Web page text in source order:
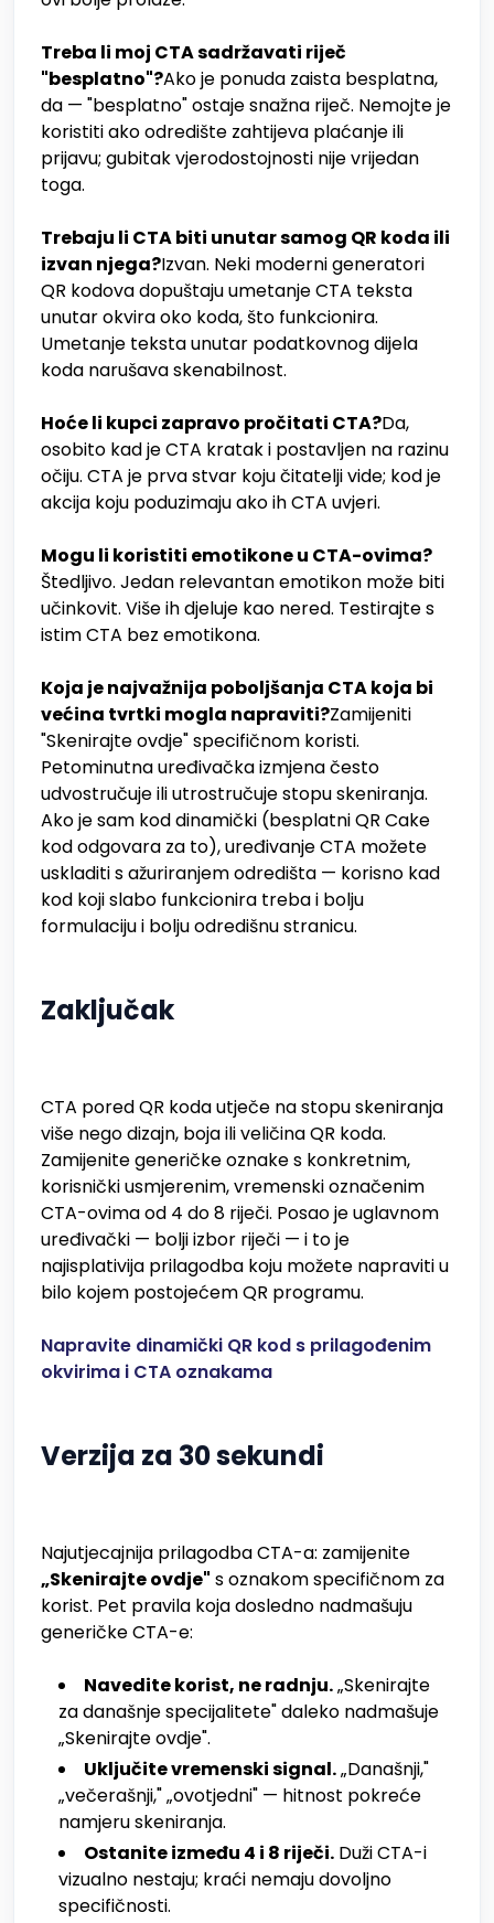
Treba li moj CTA sadržavati riječ
"besplatno"?Ako je ponuda zaista besplatna,
da — "besplatno" ostaje snažna riječ. Nemojte je
koristiti ako odredište zahtijeva plaćanje ili
prijavu; gubitak vjerodostojnosti nije vrijedan
toga.
Trebaju li CTA biti unutar samog QR koda ili
izvan njega?Izvan. Neki moderni generatori
QR kodova dopuštaju umetanje CTA teksta
unutar okvira oko koda, što funkcionira.
Umetanje teksta unutar podatkovnog dijela
koda narušava skenabilnost.
Hoće li kupci zapravo pročitati CTA?Da,
osobito kad je CTA kratak i postavljen na razinu
očiju. CTA je prva stvar koju čitatelji vide; kod je
akcija koju poduzimaju ako ih CTA uvjeri.
Mogu li koristiti emotikone u CTA-ovima?
Štedljivo. Jedan relevantan emotikon može biti
učinkovit. Više ih djeluje kao nered. Testirajte s
istim CTA bez emotikona.
Koja je najvažnija poboljšanja CTA koja bi
većina tvrtki mogla napraviti?Zamijeniti
"Skenirajte ovdje" specifičnom koristi.
Petominutna uređivačka izmjena često
udvostručuje ili utrostručuje stopu skeniranja.
Ako je sam kod dinamički (besplatni QR Cake
kod odgovara za to), uređivanje CTA možete
uskladiti s ažuriranjem odredišta — korisno kad
kod koji slabo funkcionira treba i bolju
formulaciju i bolju odredišnu stranicu.
Zaključak
CTA pored QR koda utječe na stopu skeniranja
više nego dizajn, boja ili veličina QR koda.
Zamijenite generičke oznake s konkretnim,
korisnički usmjerenim, vremenski označenim
CTA-ovima od 4 do 8 riječi. Posao je uglavnom
uređivački — bolji izbor riječi — i to je
najisplativija prilagodba koju možete napraviti u
bilo kojem postojećem QR programu.
Napravite dinamički QR kod s prilagođenim
okvirima i CTA oznakama
Verzija za 30 sekundi
Najutjecajnija prilagodba CTA-a: zamijenite
„Skenirajte ovdje" s oznakom specifičnom za
korist. Pet pravila koja dosledno nadmašuju
generičke CTA-e:
Navedite korist, ne radnju.„Skenirajte
za današnje specijalitete" daleko nadmašuje
„Skenirajte ovdje".
Uključite vremenski signal.„Današnji,"
„večerašnji," „ovotjedni" — hitnost pokreće
namjeru skeniranja.
Ostanite između 4 i 8 riječi. Duži CTA-i
vizualno nestaju; kraći nemaju dovoljno
specifičnosti.